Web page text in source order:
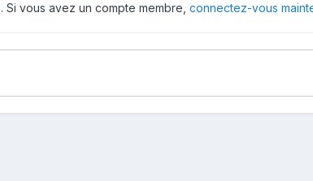
vous avez un compte membre, connectez-vous